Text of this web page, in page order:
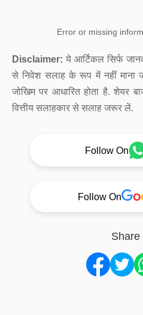
Error or missing
Disclaimer: ये आर्टिकल सिर्फ
से निवेश सलाह के रूप में नहीं माना
जोखिम पर आधारित होता है. शेयर
वित्तीय सलाहकार से सलाह जरूर लें.
Follow On
Follow On
Share